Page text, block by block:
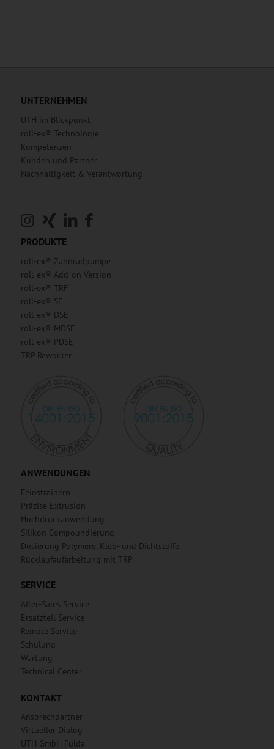
UNTERNEHMEN
UTH im Blickpunkt
roll-ex® Technologie
Kompetenzen
Kunden und Partner
Nachhaltigkeit & Verantwortung
PRODUKTE
roll-ex® Zahnradpumpe
roll-ex® Add-on Version
roll-ex® TRF
roll-ex® SF
roll-ex® DSE
roll-ex® MDSE
roll-ex® PDSE
TRP Reworker
ANWENDUNGEN
Feinstrainern
Präzise Extrusion
Hochdruckanwendung
Silikon Compoundierung
Dosierung Polymere, Kleb- und Dichtstoffe
Rücklaufaufarbeitung mit TRP
SERVICE
After-Sales Service
Ersatzteil Service
Remote Service
Schulung
Wartung
Technical Center
KONTAKT
Ansprechpartner
Virtueller Dialog
UTH GmbH Fulda